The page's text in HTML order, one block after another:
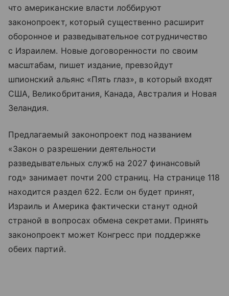
что американские власти лоббируют
законопроект, который существенно расширит
оборонное и разведывательное сотрудничество
с Израилем. Новые договоренности по своим
масштабам, пишет издание, превзойдут
шпионский альянс «Пять глаз», в который входят
США, Великобритания, Канада, Австралия и Новая
Зеландия.
Предлагаемый законопроект под названием
«Закон о разрешении деятельности
разведывательных служб на 2027 финансовый
год» занимает почти 200 страниц. На странице 118
находится раздел 622. Если он будет принят,
Израиль и Америка фактически станут одной
страной в вопросах обмена секретами. Принять
законопроект может Конгресс при поддержке
обеих партий.